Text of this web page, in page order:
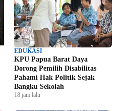
EDUKASI
KPU Papua Barat Daya
Dorong Pemilih Disabilitas
Pahami Hak Politik Sejak
Bangku Sekolah
18 jam lalu